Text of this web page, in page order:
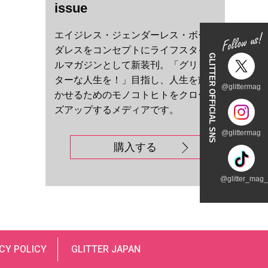
GLITTER OFFICIAL SNS @glittermag
@glittermag
issue
エイジレス・ジェンダーレス・ボー
ダレスをコンセプトにライフスタイ
ルマガジンとして新装刊。「グリッ
ターな人生を！」目指し、人生を輝
かせるためのモノコトヒトをクロー
ズアップするメディアです。
購入する
POLICY GLITTER JAPAN